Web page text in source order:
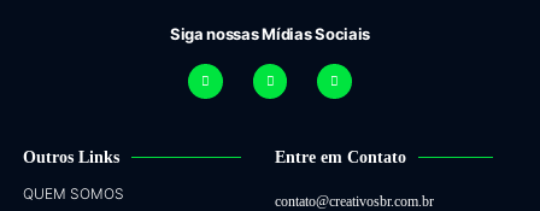
Siga nossas Mídias Sociais
Outros Links
QUEM SOMOS
Entre em Contato
contato@creativosbr.com.br